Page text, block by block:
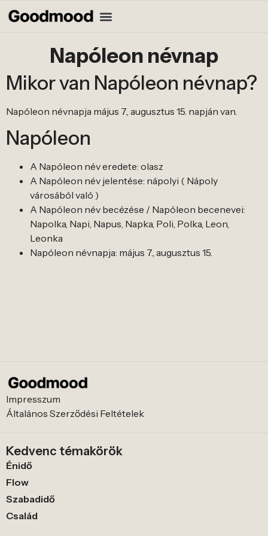
Napóleon névnap
Mikor van Napóleon névnap?
Napóleon névnapja május 7., augusztus 15. napján van.
Napóleon
A Napóleon név eredete: olasz
A Napóleon név jelentése: nápolyi ( Nápoly
városából való )
A Napóleon név becézése / Napóleon becenevei:
Napolka, Napi, Napus, Napka, Poli, Polka, Leon,
Leonka
Napóleon névnapja: május 7., augusztus 15.
Impresszum
Általános Szerződési Feltételek
Kedvenc témakörök
Énidő
Flow
Szabadidő
Család